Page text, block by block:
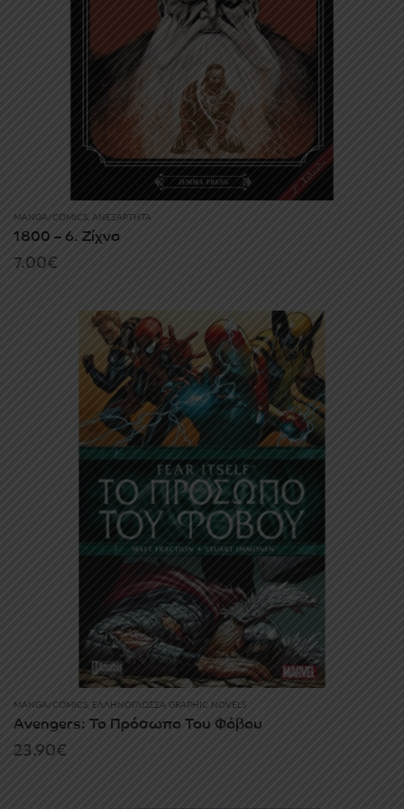
MANGA/COMICS ΑΝΕΞΆΡΤΗΤΑ
1800 – 6. Ζίχνα
7.00€
MANGA/COMICS ΕΛΛΗΝΌΓΛΩΣΣΑ GRAPHIC NOVELS
Avengers: Το Πρόσωπο Του Φόβου
23.90€